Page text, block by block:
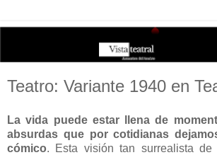
Teatro: Variante 1940 en
La vida puede estar llena de
absurdas que por cotidianas
cómico. Esta visión tan surrealista